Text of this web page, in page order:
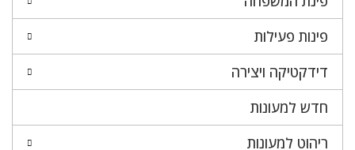
פינות פעילות
דידקטיקה ויצירה
חדש למעונות
ריהוט למעונות